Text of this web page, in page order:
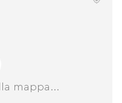
mappa...